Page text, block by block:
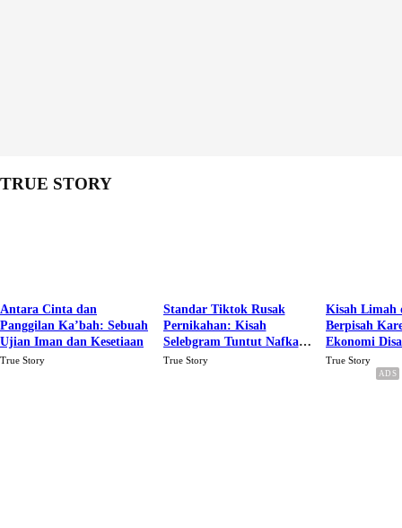
TRUE STORY
Antara Cinta dan
Panggilan Ka’bah: Sebuah
Ujian Iman dan Kesetiaan
True Story
Standar Tiktok Rusak
Pernikahan: Kisah
Selebgram Tuntut Nafkah
Rp.15 Juta Perbulan
True Story
Kisah Limah
Berpisah
Ekonomi
Karena Cinta
True Story